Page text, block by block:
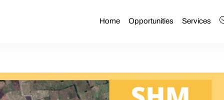
Home Opportunities Services